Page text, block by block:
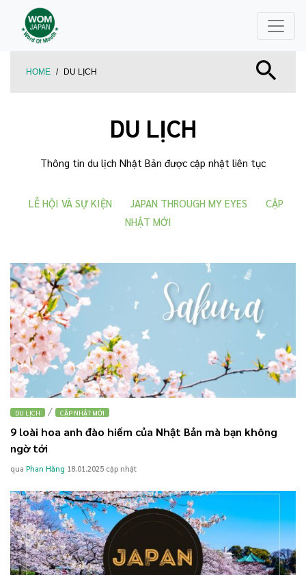
HOME / DU LỊCH
DU LỊCH
Thông tin du lịch Nhật Bản được cập nhật liên tục
LỄ HỘI VÀ SỰ KIỆN JAPAN THROUGH MY EYES
CẬP
NHẬT MỚI
DU LỊCH / CẬP NHẬT MỚI
9 loài hoa anh đào hiếm của Nhật Bản mà bạn không
ngờ tới
qua Phan Hằng 18.01.2025 cập nhật